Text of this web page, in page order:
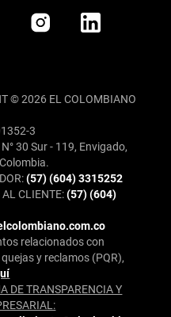
© 2026 EL COLOMBIANO
3
30 Sur - 119, Envigado,
(57) (604) 3315252
CLIENTE:(57) (604)
relacionados con
y reclamos (PQR),
DE TRANSPARENCIA Y